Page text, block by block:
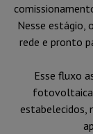
Nesse estágio,
rede e pronto
Esse fluxo
fotovoltaica
estabelecidos,